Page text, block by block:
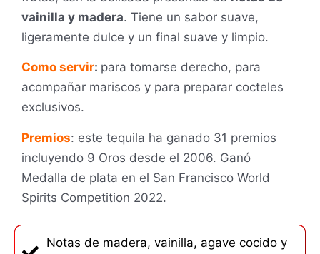
vainilla y madera. Tiene un sabor suave,
ligeramente dulce y un final suave y limpio.
Como servir: para tomarse derecho, para
acompañar mariscos y para preparar cocteles
exclusivos.
Premios: este tequila ha ganado 31 premios
incluyendo 9 Oros desde el 2006. Ganó
Medalla de plata en el San Francisco World
Spirits Competition 2022.
Notas de madera, vainilla, agave cocido y